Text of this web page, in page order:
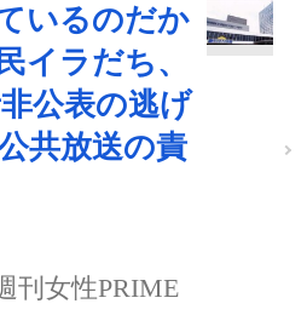
いるのだか
イラだち、
公表の逃げ
共放送の責
刊女性PRIME